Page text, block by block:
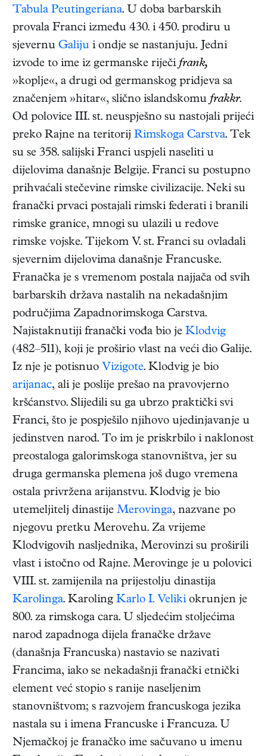
Tabula Peutingeriana. U doba barbarskih
provala Franci između 430. i 450. prodiru u
sjevernu Galiju i ondje se nastanjuju. Jedni
izvode to ime iz germanske riječifrank,
»koplje«, a drugi od germanskog pridjeva sa
značenjem »hitar«, slično islandskomufrakkr.
Od polovice III. st. neuspješno su nastojali prijeći
preko Rajne na teritorij Rimskoga Carstva. Tek
su se 358. salijski Franci uspjeli naseliti u
dijelovima današnje Belgije. Franci su postupno
prihvaćali stečevine rimske civilizacije. Neki su
franački prvaci postajali rimski federati i branili
rimske granice, mnogi su ulazili u redove
rimske vojske. Tijekom V. st. Franci su ovladali
sjevernim dijelovima današnje Francuske.
Franačka je s vremenom postala najjača od svih
barbarskih država nastalih na nekadašnjim
područjima Zapadnorimskoga Carstva.
Najistaknutiji franački vođa bio je Klodvig
(482–511), koji je proširio vlast na veći dio Galije.
Iz nje je potisnuo Vizigote. Klodvig je bio
arijanac, ali je poslije prešao na pravovjerno
kršćanstvo. Slijedili su ga ubrzo praktički svi
Franci, što je pospješilo njihovo ujedinjavanje u
jedinstven narod. To im je priskrbilo i naklonost
preostaloga galorimskoga stanovništva, jer su
druga germanska plemena još dugo vremena
ostala privržena arijanstvu. Klodvig je bio
utemeljitelj dinastije Merovinga, nazvane po
njegovu pretku Merovehu. Za vrijeme
Klodvigovih nasljednika, Merovinzi su proširili
vlast i istočno od Rajne. Merovinge je u polovici
VIII. st. zamijenila na prijestolju dinastija
Karolinga. Karoling Karlo I. Veliki okrunjen je
800. za rimskoga cara. U sljedećim stoljećima
narod zapadnoga dijela franačke države
(današnja Francuska) nastavio se nazivati
Francima, iako se nekadašnji franački etnički
element već stopio s ranije naseljenim
stanovništvom; s razvojem francuskoga jezika
nastala su i imena Francuske i Francuza. U
Njemačkoj je franačko ime sačuvano u imenu